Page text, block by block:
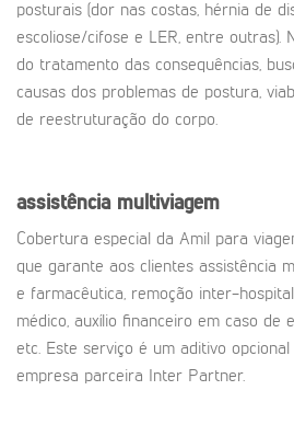
posturais (dor nas costas, hérnia de
escoliose/cifose e LER, entre outras).
do tratamento das consequências,
causas dos problemas de postura,
de reestruturação do corpo.
assistência multiviagem
Cobertura especial da Amil para
que garante aos clientes assistência
e farmacêutica, remoção inter-
médico, auxílio financeiro em caso de
etc. Este serviço é um aditivo
empresa parceira Inter Partner.